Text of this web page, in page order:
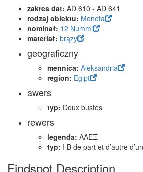
zakres dat: AD 610 - AD 641
rodzaj obiektu: Moneta
nominał: 12 Nummi
materiał: brązy
geograficzny
mennica: Aleksandria
region: Egipt
awers
typ: Deux bustes
rewers
legenda: ΑΛΕΞ
typ: I B de part et d’autre
Findspot Description